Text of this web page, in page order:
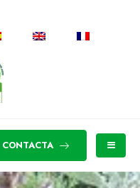
CONTACTA